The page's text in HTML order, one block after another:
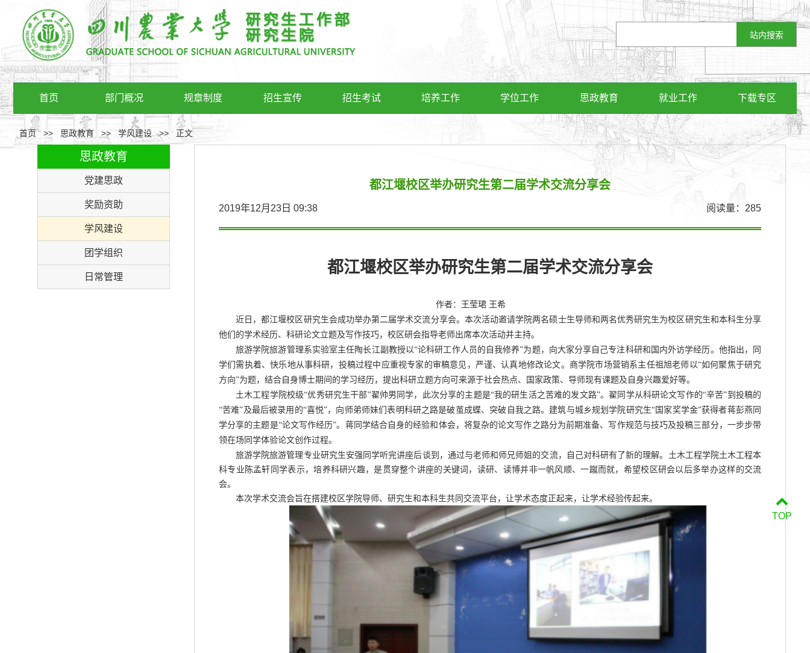
首页 部门概况 规章制度 招生宣传 招生考试 培养工作 学位工作 思政教育 就业工作 下载专区
首页>> 思政教育 >> 学风建设 >> 正文
思政教育
党建思政
奖励资助
学风建设
团学组织
日常管理
都江堰校区举办研究生第二届学术交流分享会
2019年12月23日 09:38 阅读量： 285
都江堰校区举办研究生第二届学术交流分享会
作者：王莹珺 王希
近日，都江堰校区研究生会成功举办第二届学术交流分享会。 本次活动邀请学院两名硕士生导师和两名优秀研究生为校区研究生和本科生分享
他们的学术经历、 科研论文立题及写作技巧 ，校区研会指导老师出席本次活动并主持。
旅游学院旅游管理系实验室主任陶长江副教授以“论科研工作人员的自我修养”为题，向大家分享自己专注科研和国内外访学经历。 他指出，同
学们需执着、快乐地从事科研，投稿过程中应重视专家的审稿意见， 严谨、认真地修改论文。商学院市场营销系主任祖旭老师 以“如何聚焦于研究
方向”为题，结合自 身博士期间的学习经历 ， 提出科研立题方向可来源于社会热点、国家政策、 导师现有课题及 自身兴趣爱好等。
土木工程学院校级“优秀研究生干部”翟帅男 同学，此次分享的主题是“我的研生活之苦难的发文路”。翟 同学从科研论文写作的“辛苦”到投稿的
“苦难”及最后被录用 的“喜悦”， 向师弟师妹们表明科研之路是破茧成蝶、突破自我之路。建筑与城乡规划学院研究生“国家奖学金”获得者蒋彭燕 同
学分享的主题是“论文写作经历”。 蒋同学结合自身的经验和体会，将复杂的论文写作之路分为前期准备、写作规范与技巧及投稿三部分，一步步带
领在场同学体验论文创作过程。
旅游学院旅游管理专业研究生安强 同学听完讲座后谈到， 通过与老师和师兄师姐 的交流， 自己对科研有了新的理解。 土木工程学院土木工程本
科专业陈孟轩 同学表示，培养科研兴趣，是贯穿整个讲座的关键词 ， 读研、读博并非一帆风顺、一蹴而就， 希望校区研会以后多举办这样的交流
会。
本次学术交流会旨在搭建校区学院导师、研究生和本科生共同交流平台，让学术态度正起来，让学术经验传起来。
TOP